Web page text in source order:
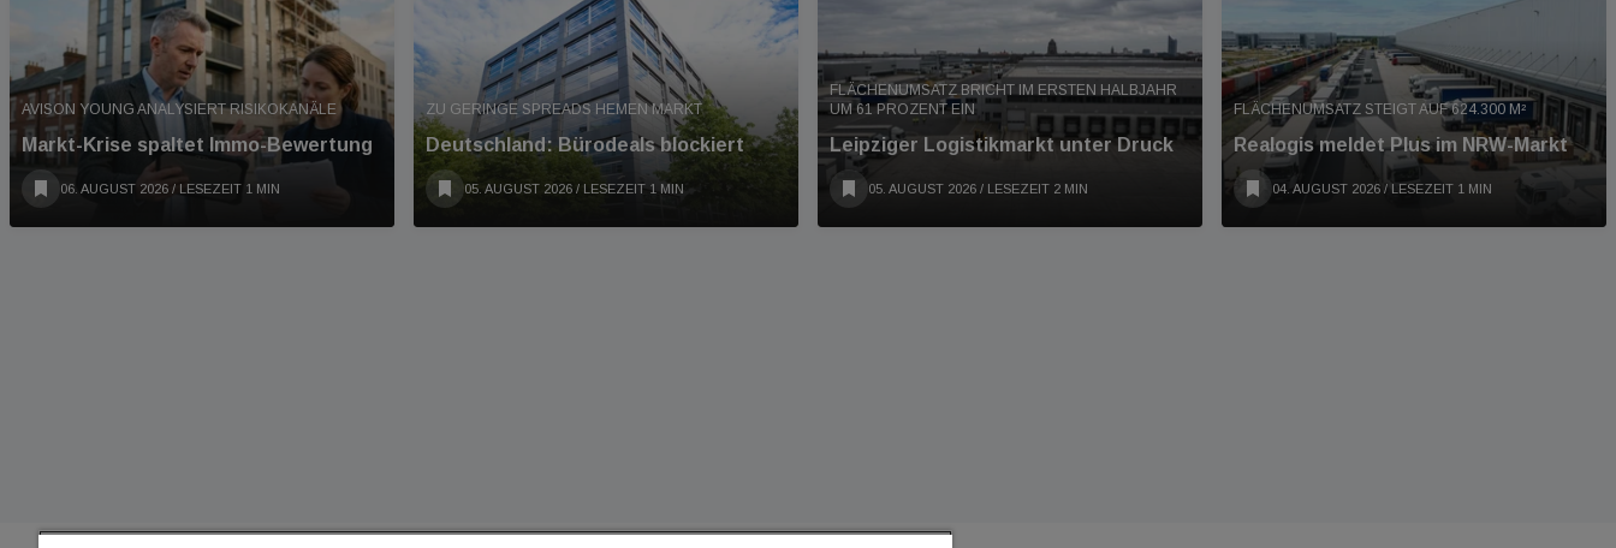
AVISON YOUNG ANALYSIERT RISIKOKANÄLE
Markt-Krise spaltet Immo-Bewertung
06. AUGUST 2026 / LESEZEIT 1 MIN
ZU GERINGE SPREADS HEMEN MARKT
Deutschland: Bürodeals blockiert
05. AUGUST 2026 / LESEZEIT 1 MIN
FLÄCHENUMSATZ BRICHT IM ERSTEN HALBJAHR
UM 61 PROZENT EIN
Leipziger Logistikmarkt unter Druck
05. AUGUST 2026 / LESEZEIT 2 MIN
FLÄCHENUMSATZ STEIGT AUF 624.300 M²
Realogis meldet Plus im NRW-Markt
04. AUGUST 2026 / LESEZEIT 1 MIN